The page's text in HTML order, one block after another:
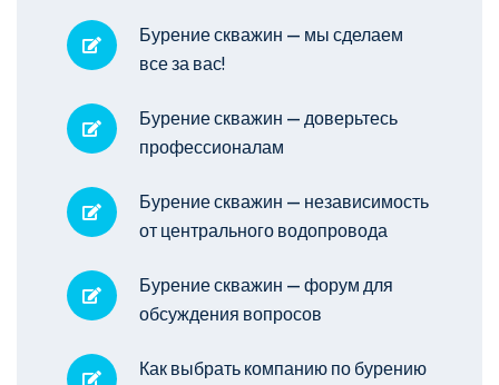
Бурение скважин — мы сделаем
все за вас!
Бурение скважин — доверьтесь
профессионалам
Бурение скважин — независимость
от центрального водопровода
Бурение скважин — форум для
обсуждения вопросов
Как выбрать компанию по бурению